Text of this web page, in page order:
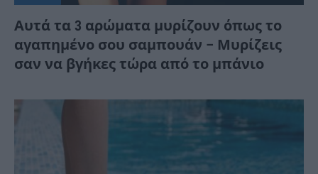
Αυτά τα 3 αρώματα μυρίζουν όπως το
αγαπημένο σου σαμπουάν – Μυρίζεις
σαν να βγήκες τώρα από το μπάνιο